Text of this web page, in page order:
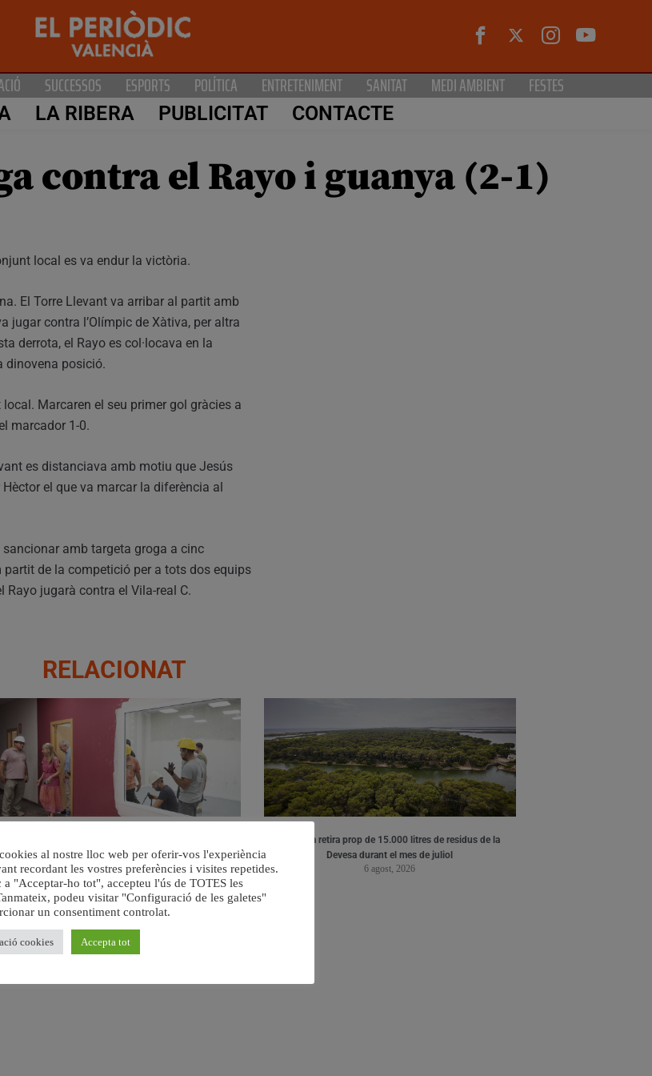
SUCCESSOS ESPORTS POLÍTICA ENTRETENIMENT SANITAT MEDI AMBIENT FESTES
LA RIBERA PUBLICITAT CONTACTE
contra el Rayo i guanya (2-1)
local es va endur la victòria.
El Torre Llevant va arribar al partit amb
jugar contra l’Olímpic de Xàtiva, per altra
derrota, el Rayo es col·locava en la
dinovena posició.
Marcaren el seu primer gol gràcies a
marcador 1-0.
es distanciava amb motiu que Jesús
el que va marcar la diferència al
amb targeta groga a cinc
de la competició per a tots dos equips
jugarà contra el Vila-real C.
RELACIONAT
barri de Sant Antoni
6 agost, 2026
València retira prop de 15.000 litres de residus de la
Devesa durant el mes de juliol
6 agost, 2026
al nostre lloc web per oferir-vos l'experiència
recordant les vostres preferències i visites repetides.
a "Acceptar-ho tot", accepteu l'ús de TOTES les
podeu visitar "Configuració de les galetes"
un consentiment controlat.
cookies Accepta tot